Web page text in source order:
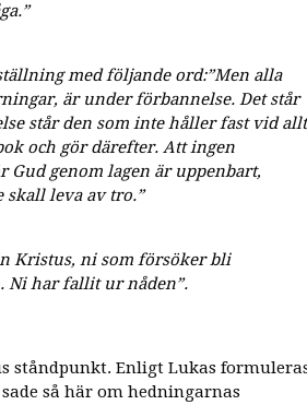
med följande ord:”Men alla
är under förbannelse. Det står
står den som inte håller fast vid allt
och gör därefter. Att ingen
genom lagen är uppenbart,
skall leva av tro.”
Kristus, ni som försöker bli
Ni har fallit ur nåden”.
ståndpunkt. Enligt Lukas
så här om hedningarnas